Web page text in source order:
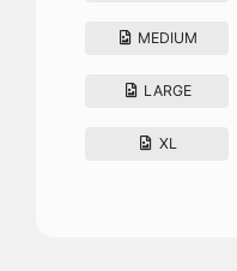
MEDIUM
LARGE
XL